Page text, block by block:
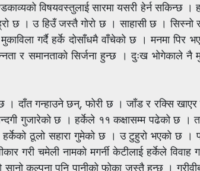
विषयवस्तुलाई सारमा यसरी हेर्न सकिन्छ ।
छ । उ हिउँ जस्तै गोरो छ । साहासी छ । सिस्नो
गर्दै हर्के दोसाँधमै वाँचेको छ । मनमा पिर भए
र समानताको सिर्जना हुन्छ । दुःख भोगेकाले नै
। दाँत गन्हाउने छन्, फोरी छ । जाँड र रक्सि
गुजारेको छ । हर्केले ११ कक्षासम्म पढेको छ ।
ठूलो सहारा गुमेको छ । उ टुहुरो भएको छ ।
गरी चमेली नामको मगर्नी केटीलाई हर्केले विवाह
कल्पना पनि पानीको फोका जस्तै हुन्छ ।